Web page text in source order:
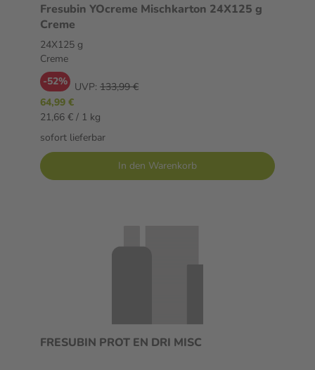
Fresubin YOcreme Mischkarton 24X125 g
Creme
24X125 g
Creme
-52% UVP: 133,99 €
64,99 €
21,66 € / 1 kg
sofort lieferbar
In den Warenkorb
FRESUBIN PROT EN DRI MISC